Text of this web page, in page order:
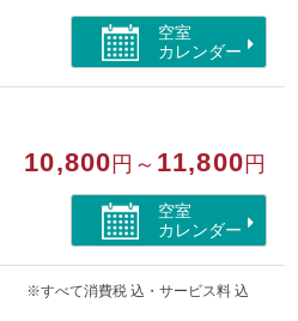
空室
カレンダー
10,800 円～ 11,800 円
空室
カレンダー
※すべて消費税 込・サービス料 込